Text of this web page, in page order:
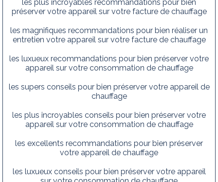
les plus incroyables recommandations pour bien
préserver votre appareil sur votre facture de chauffage
les magnifiques recommandations pour bien réaliser un
entretien votre appareil sur votre facture de chauffage
les luxueux recommandations pour bien préserver votre
appareil sur votre consommation de chauffage
les supers conseils pour bien préserver votre appareil de
chauffage
les plus incroyables conseils pour bien préserver votre
appareil sur votre consommation de chauffage
les excellents recommandations pour bien préserver
votre appareil de chauffage
les luxueux conseils pour bien préserver votre appareil